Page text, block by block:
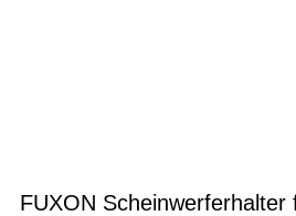
FUXON Scheinwerferhalter